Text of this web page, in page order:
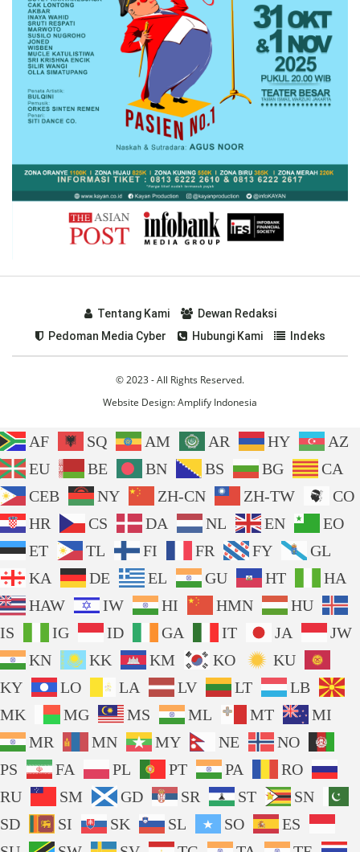
Tentang Kami
Dewan Redaksi
Pedoman Media Cyber
Hubungi Kami Indeks
© 2023 - All Rights Reserved.
Website Design:Amplify Indonesia
AF SQ AM AR HY
AZ
EU
BE BN BS BG
CA
CEB
NY ZH-CN ZH-TW
CO
HR
CS DA NL EN
EO
ET
TL FI FR FY
GL
KA
DE EL GU HT
HA
HAW
IW HI HMN
HU
IS
IG ID GA IT JA
JW
KN
KK KM KO
KU
KY
LO LA LV LT
LB
MK
MG MS ML MT
MI
MR
MN MY NE
NO
PS
FA PL PT PA
RO
RU
SM GD SR ST
SN
SD
SI SK SL SO
ES